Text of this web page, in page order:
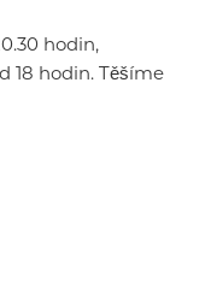
hodin,
18 hodin. Těšíme